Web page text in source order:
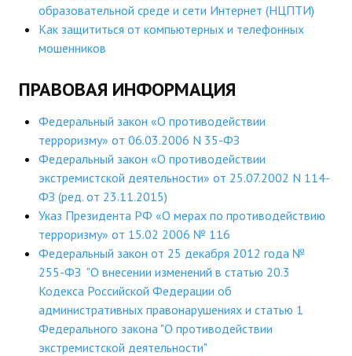
Карта ГИА РК
Советуем прочитать
Готовимся к новому учебному году 2026-2027
ДПО
Профессиональная переподготовка
Повышение квалификации
КОНТАКТЫ
образовательной среде и сети Интернет (НЦПТИ)
Как защититься от компьютерных и телефонных
мошенников
ПРАВОВАЯ ИНФОРМАЦИЯ
Федеральный закон «О противодействии
терроризму» от 06.03.2006 N 35-ФЗ
Федеральный закон «О противодействии
экстремистской деятельности» от 25.07.2002 N 114-
ФЗ (ред. от 23.11.2015)
Указ Президента РФ «О мерах по противодействию
терроризму» от 15.02 2006 № 116
Федеральный закон от 25 декабря 2012 года №
255-ФЗ "О внесении изменений в статью 20.3
Кодекса Российской Федерации об
административных правонарушениях и статью 1
Федерального закона "О противодействии
экстремистской деятельности"